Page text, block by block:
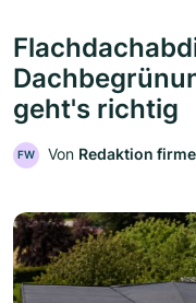
geht's richtig
FW Von Redaktion